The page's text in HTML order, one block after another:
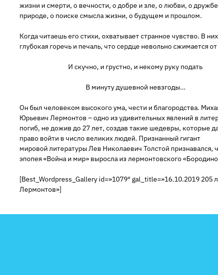
жизни и смерти, о вечности, о добре и зле, о любви, о
природе, о поиске смысла жизни, о будущем и прошлом.
Когда читаешь его стихи, охватывает странное чувство. В
глубокая горечь и печаль, что сердце невольно сжимается
И скучно, и грустно, и некому руку подать
В минуту душевной невзгоды…
Он был человеком высокого ума, чести и благородства.
Юрьевич Лермонтов – одно из удивительных явлений в
погиб, не дожив до 27 лет, создав такие шедевры, которые
право войти в число великих людей. Признанный гигант
мировой литературы Лев Николаевич Толстой признавался,
эпопея «Война и мир» выросла из лермонтовского
[Best_Wordpress_Gallery id=»1079″ gal_title=»16.10.2019 205
Лермонтов»]